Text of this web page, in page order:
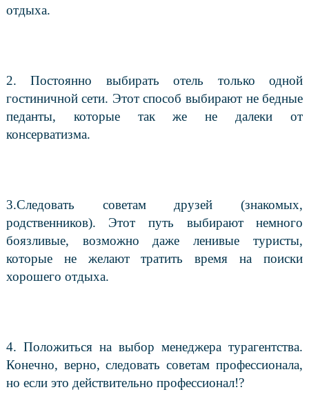
отдыха.
2. Постоянно выбирать отель только одной
гостиничной сети. Этот способ выбирают не бедные
педанты, которые так же не далеки от
консерватизма.
3.Следовать советам друзей (знакомых,
родственников). Этот путь выбирают немного
боязливые, возможно даже ленивые туристы,
которые не желают тратить время на поиски
хорошего отдыха.
4. Положиться на выбор менеджера турагентства.
Конечно, верно, следовать советам профессионала,
но если это действительно профессионал!?